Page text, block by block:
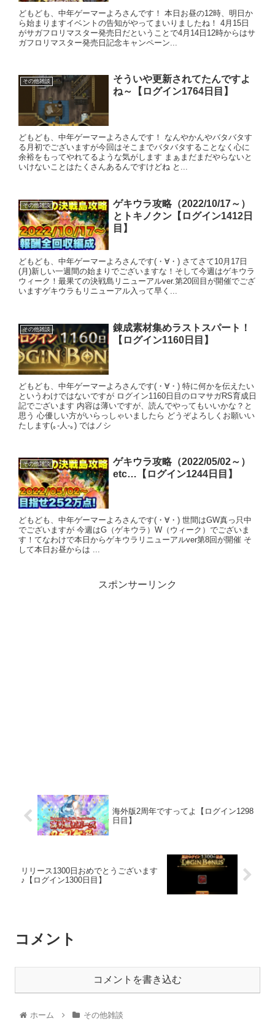
どもども、中年ゲーマーよろさんです！ 本日お昼の12時、明日か
ら始まりますイベントの告知がやってまいりましたね！ 4月15日
がサガフロリマスター発売日だということで4月14日12時からはサ
ガフロリマスター発売日記念キャンペーン...
その他雑談
そういや更新されてたんですよ
ね～【ログイン1764日目】
どもども、中年ゲーマーよろさんです！ なんやかんやバタバタす
る月初でございますが今回はそこまでバタバタすることなく心に
余裕をもってやれてるような気がします まぁまだまだやらないと
いけないことはたくさんあるんですけどね と...
その他雑談
ゲキウラ攻略（2022/10/17～）
とトキノクン【ログイン1412日
目】
どもども、中年ゲーマーよろさんです(・∀・) さてさて10月17日
(月)新しい一週間の始まりでございますな！そして今週はゲキウラ
ウィーク！最果ての決戦島リニューアルver.第20回目が開催でござ
いますゲキウラもリニューアル入って早く...
その他雑談
錬成素材集めラストスパート！
【ログイン1160日目】
どもども、中年ゲーマーよろさんです(・∀・) 特に何かを伝えたい
というわけではないですが ログイン1160日目のロマサガRS育成日
記でございます 内容は薄いですが、読んでやってもいいかな？と
思う 心優しい方がいらっしゃいましたら どうぞよろしくお願いい
たします(｡-人-｡) ではノシ
その他雑談
ゲキウラ攻略（2022/05/02～）
etc…【ログイン1244日目】
どもども、中年ゲーマーよろさんです(・∀・) 世間はGW真っ只中
でございますが 今週はG（ゲキウラ）W（ウィーク）でございま
す！てなわけで本日からゲキウラリニューアルver第8回が開催 そ
して本日お昼からは ...
スポンサーリンク
海外版2周年ですってよ【ログイン1298
日目】
リリース1300日おめでとうございます
♪【ログイン1300日目】
コメント
コメントを書き込む
ホーム その他雑談